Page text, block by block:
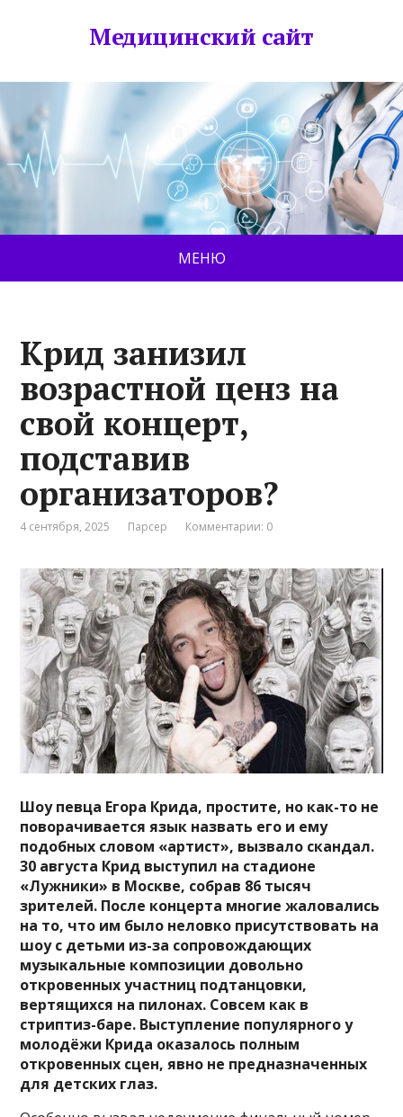
Медицинский сайт
МЕНЮ
Крид занизил
возрастной ценз на
свой концерт,
подставив
организаторов?
4 сентября, 2025 Парсер Комментарии: 0
Шоу певца Егора Крида, простите, но как-то не
поворачивается язык назвать его и ему
подобных словом «артист», вызвало скандал.
30 августа Крид выступил на стадионе
«Лужники» в Москве, собрав 86 тысяч
зрителей. После концерта многие жаловались
на то, что им было неловко присутствовать на
шоу с детьми из-за сопровождающих
музыкальные композиции довольно
откровенных участниц подтанцовки,
вертящихся на пилонах. Совсем как в
стриптиз-баре. Выступление популярного у
молодёжи Крида оказалось полным
откровенных сцен, явно не предназначенных
для детских глаз.